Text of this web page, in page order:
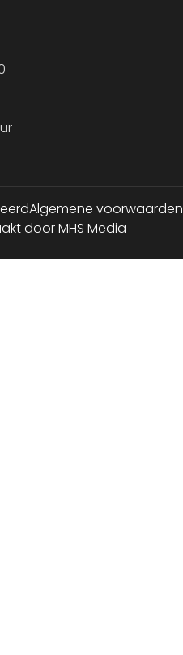
Algemene voorwaarden
door MHS Media